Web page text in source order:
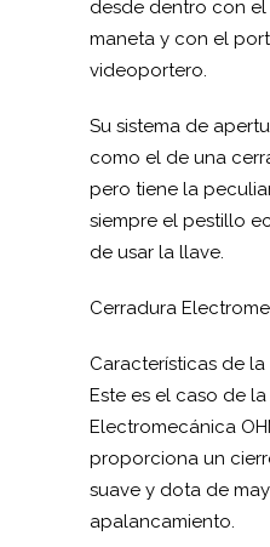
desde dentro con
maneta y con el
videoportero.
Su sistema de
como el de una
pero tiene la
siempre el pestillo
de usar la llave.
Cerradura
Características de la
Este es el caso de
Electromecánica
proporciona un
suave y dota de
apalancamiento.